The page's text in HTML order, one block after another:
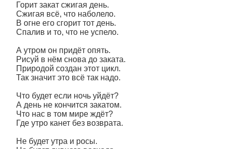
Горит закат сжигая день.
Сжигая всё, что наболело.
В огне его сгорит тот день.
Спалив и то, что не успело.
А утром он придёт опять.
Рисуй в нём снова до заката.
Природой создан этот цикл.
Так значит это всё так надо.
Что будет если ночь уйдёт?
А день не кончится закатом.
Что нас в том мире ждёт?
Где утро канет без возврата.
Не будет утра и росы.